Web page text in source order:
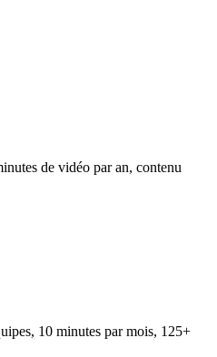
de vidéo par an, contenu
10 minutes par mois, 125+